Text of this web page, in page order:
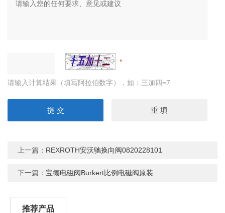
请输入计算结果（填写阿拉伯数字），如：三加四=7
上一篇： REXROTH安沃驰换向阀0820228101
下一篇：宝德电磁阀Burkert比例电磁阀原装
推荐产品